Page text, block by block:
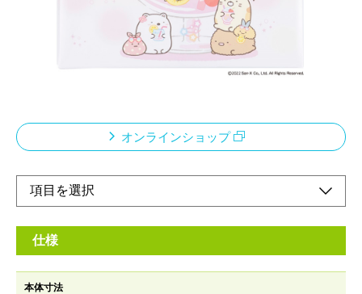
キャラクターデザインを採用したLサイズのフリーアルバムで
す。ビス式を採用し、台紙の追加や差替えが簡単に行えます。キ
ャラクターオリジナルタイトルカード1枚付きで、メッセージや
コメントなどを記入してアルバム編集を楽しめます。自由なレイ
オンラインショップ
仕様
本体寸法